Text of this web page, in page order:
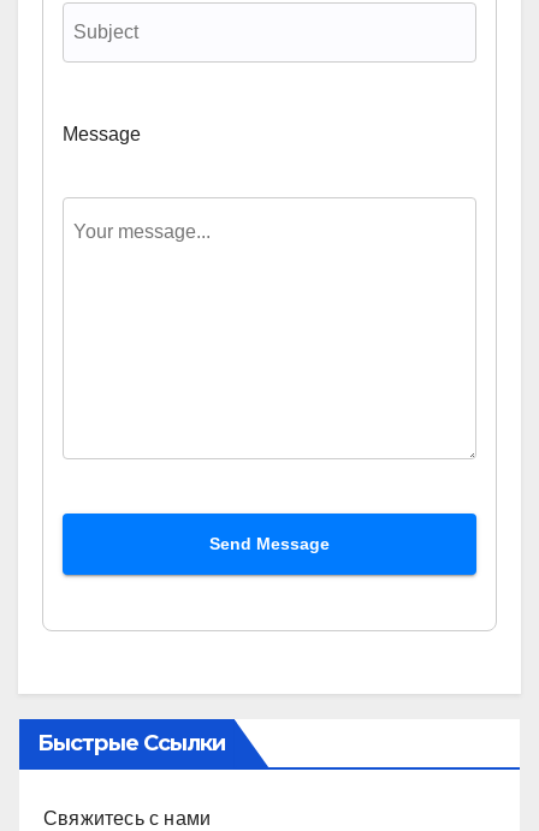
Message
Send Message
Быстрые Ссылки
Свяжитесь с нами